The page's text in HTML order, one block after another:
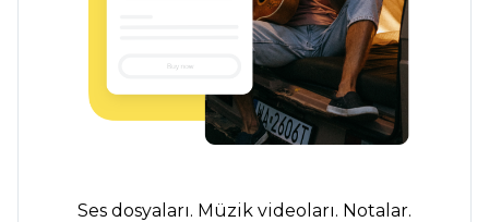
Ses dosyaları. Müzik videoları. Notalar.